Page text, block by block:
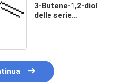
3-Butene-1,2-diol
delle serie